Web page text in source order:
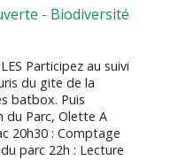
- Biodiversité
Participez au suivi
du gite de la
batbox. Puis
du Parc, Olette A
20h30 : Comptage
parc 22h : Lecture